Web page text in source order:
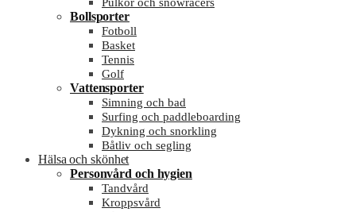
Bollsporter
Fotboll
Basket
Tennis
Golf
Vattensporter
Simning och bad
Surfing och paddleboarding
Dykning och snorkling
Båtliv och segling
Hälsa och skönhet
Personvård och hygien
Tandvård
Kroppsvård